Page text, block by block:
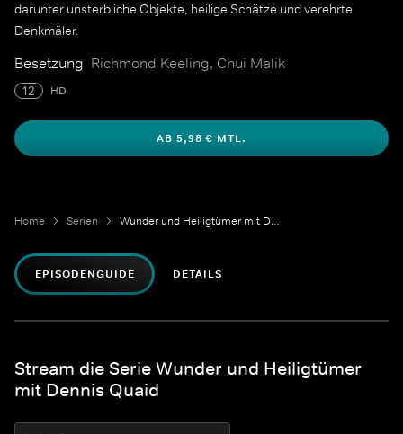
darunter unsterbliche Objekte, heilige Schätze und verehrte
Denkmäler.
Besetzung Richmond Keeling, Chui Malik
12 HD
AB 5,98 € MTL.
Home Serien Wunder und Heiligtümer mit Dennis Quaid
EPISODENGUIDE DETAILS
Stream die Serie Wunder und Heiligtümer
mit Dennis Quaid